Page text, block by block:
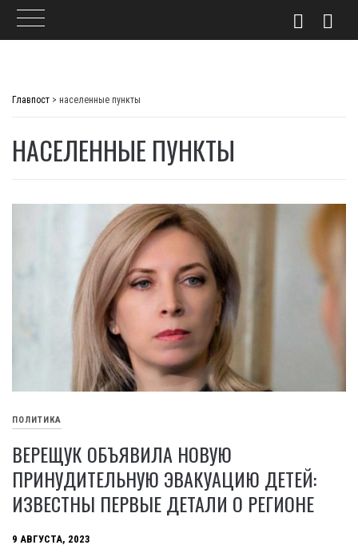
Главпост > населенные пункты
НАСЕЛЕННЫЕ ПУНКТЫ
ПОЛИТИКА
ВЕРЕЩУК ОБЪЯВИЛА НОВУЮ
ПРИНУДИТЕЛЬНУЮ ЭВАКУАЦИЮ ДЕТЕЙ:
ИЗВЕСТНЫ ПЕРВЫЕ ДЕТАЛИ О РЕГИОНЕ
9 АВГУСТА, 2023